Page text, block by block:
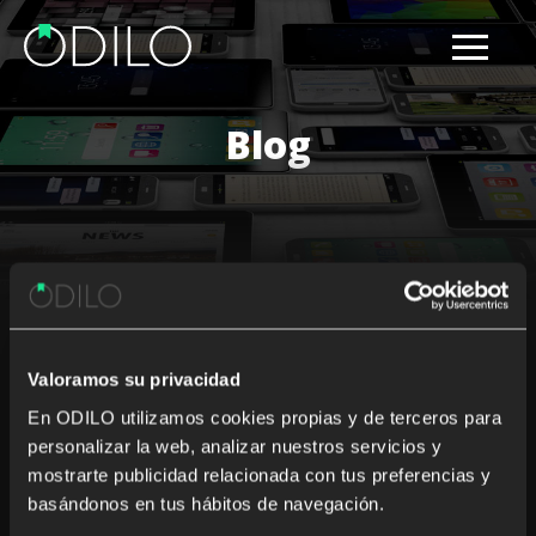
Valoramos su privacidad
En ODILO utilizamos cookies propias y de terceros para
personalizar la web, analizar nuestros servicios y
mostrarte publicidad relacionada con tus preferencias y
basándonos en tus hábitos de navegación.
Blog
Nothing Found
It seems we can’t find what you’re looking for. Perhaps
searching can help.